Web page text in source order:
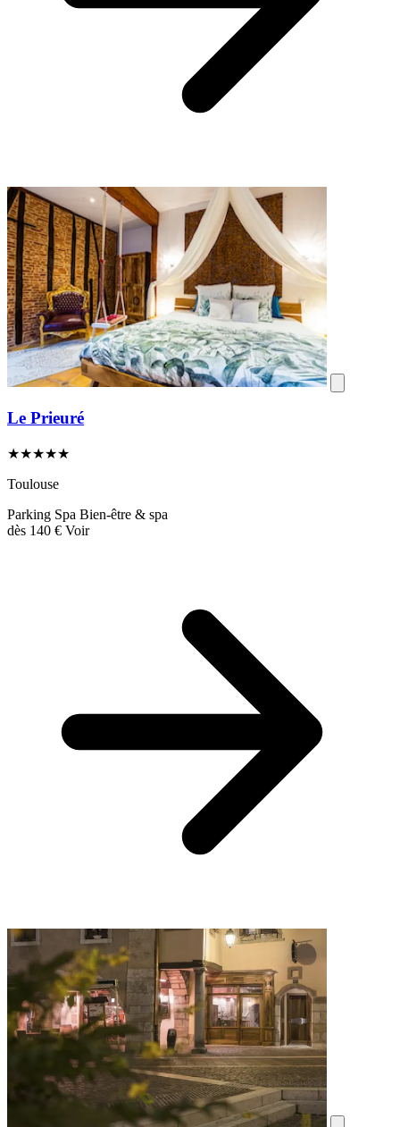
Le Prieuré
★★★★★
Toulouse
Parking Spa Bien-être & spa
dès 140 € Voir